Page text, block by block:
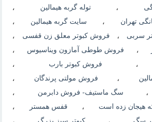
، توله گربه هیمالین ،
تهران ، سایت گربه هیمالین ،
سربی ، فروش کبوتر معلق زن قفسی ،
، فروش طوطی آمازون ویناسیوس ،
فروش کبوتر بارب ،
، فروش مولتی پرندگان ،
سگ ماستيف- فروش دابرمن ،
هیجان زده است ، قفس همستر ،